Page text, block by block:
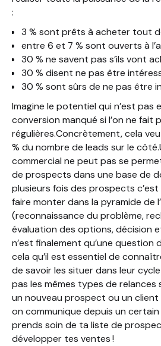
:
3 % sont prêts à acheter tout
entre 6 et 7 % sont ouverts à
30 % ne savent pas s’ils vont
30 % disent ne pas être
30 % sont sûrs de ne pas être
Imagine le potentiel qui n’est pas
conversion manqué si l’on ne fait
régulières.Concrètement, cela
% du nombre de leads sur le
commercial ne peut pas se
de prospects dans une base de
plusieurs fois des prospects
faire monter dans la pyramide de
(reconnaissance du problème,
évaluation des options, décision
n’est finalement qu’une question
cela qu’il est essentiel de
de savoir les situer dans leur
pas les mêmes types de relances
un nouveau prospect ou un
on communique depuis un
prends soin de ta liste de
développer tes ventes !